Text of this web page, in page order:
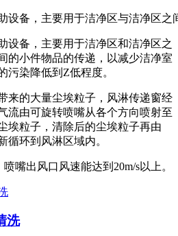
设备，主要用于洁净区与洁净区
设备，主要用于洁净区和洁净区之
的小件物品的传递，以减少洁净室
污染降低到Z低程度。
来的大量尘埃粒子，风淋传递窗经
流由可旋转喷嘴从各个方向喷射至
埃粒子，清除后的尘埃粒子再由
循环到风淋区域内。
嘴出风口风速能达到20m/s以上。
洗